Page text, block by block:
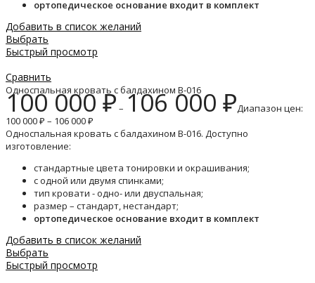
ортопедическое основание входит в комплект
Добавить в список желаний
Выбрать
Быстрый просмотр
Сравнить
Односпальная кровать с балдахином B-016
100 000₽– 106 000 ₽Диапазон цен:
100 000 ₽ – 106 000 ₽
Односпальная кровать с балдахином B-016. Доступно
изготовление:
стандартные цвета тонировки и окрашивания;
с одной или двумя спинками;
тип кровати - одно- или двуспальная;
размер – стандарт, нестандарт;
ортопедическое основание входит в комплект
Добавить в список желаний
Выбрать
Быстрый просмотр